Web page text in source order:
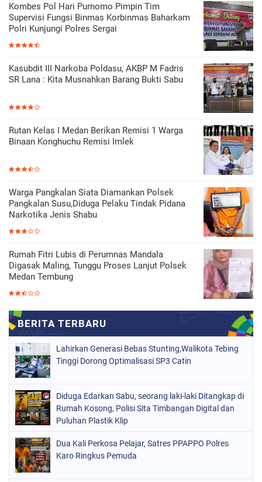
Kombes Pol Hari Purnomo Pimpin Tim
Supervisi Fungsi Binmas Korbinmas Baharkam
Polri Kunjungi Polres Sergai
Kasubdit III Narkoba Poldasu, AKBP M Fadris
SR Lana : Kita Musnahkan Barang Bukti Sabu
Rutan Kelas I Medan Berikan Remisi 1 Warga
Binaan Konghuchu Remisi Imlek
Warga Pangkalan Siata Diamankan Polsek
Pangkalan Susu,Diduga Pelaku Tindak Pidana
Narkotika Jenis Shabu
Rumah Fitri Lubis di Perumnas Mandala
Digasak Maling, Tunggu Proses Lanjut Polsek
Medan Tembung
Lahirkan Generasi Bebas Stunting,Walikota Tebing
Tinggi Dorong Optimalisasi SP3 Catin
Diduga Edarkan Sabu, seorang laki-laki Ditangkap di
Rumah Kosong, Polisi Sita Timbangan Digital dan
Puluhan Plastik Klip
Dua Kali Perkosa Pelajar, Satres PPAPPO Polres
Karo Ringkus Pemuda